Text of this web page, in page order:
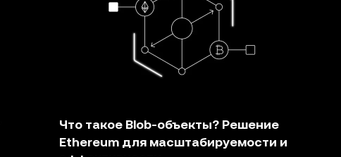
Что такое Blob-объекты? Решение
Ethereum для масштабируемости и